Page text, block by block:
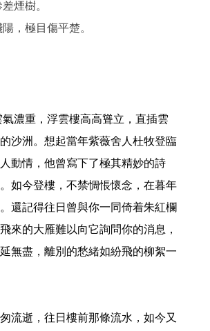
煙樹。
，極目傷平楚。
沙洲。想起當年紫薇舍人杜牧登臨
動情，他曾寫下了極其精妙的詩
如今登樓，不禁惆悵懷念，在暮年
還記得往日曾與你一同倚着朱紅欄
來的大雁難以向它詢問你的消息，
無盡，離別的愁緒如紛飛的柳絮一
流逝，往日樓前那條流水，如今又